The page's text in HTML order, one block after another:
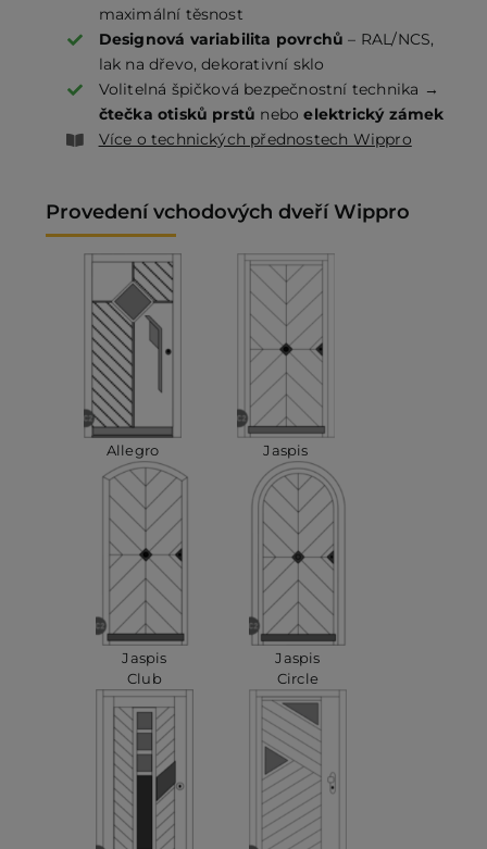
maximální těsnost
Designová variabilita povrchů – RAL/NCS,
lak na dřevo, dekorativní sklo
Volitelná špičková bezpečnostní technika →
čtečka otisků prstů neboelektrický zámek
Více o technických přednostech Wippro
Provedení vchodových dveří Wippro
Allegro Jaspis
Jaspis
Club
Jaspis
Circle